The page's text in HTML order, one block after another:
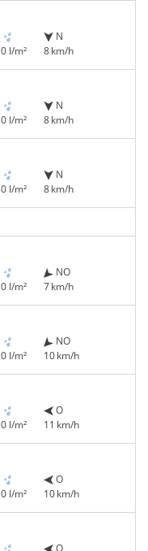
0 l/m²
N
8 km/h
0 l/m²
N
8 km/h
0 l/m²
N
8 km/h
0 l/m²
NO
7 km/h
0 l/m²
NO
10 km/h
0 l/m²
O
11 km/h
0 l/m²
O
10 km/h
O